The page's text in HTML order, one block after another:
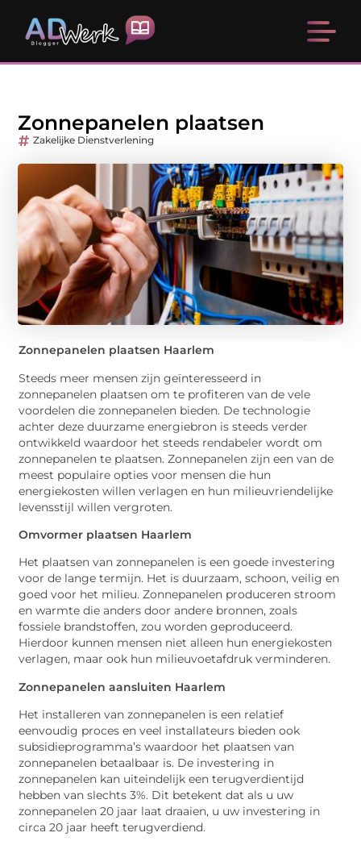
Zonnepanelen plaatsen
Zakelijke Dienstverlening
Zonnepanelen plaatsen Haarlem
Steeds meer mensen zijn geïnteresseerd in
zonnepanelen plaatsen om te profiteren van de vele
voordelen die zonnepanelen bieden. De technologie
achter deze duurzame energiebron is steeds verder
ontwikkeld waardoor het steeds rendabeler wordt om
zonnepanelen te plaatsen. Zonnepanelen zijn een van de
meest populaire opties voor mensen die hun
energiekosten willen verlagen en hun milieuvriendelijke
levensstijl willen vergroten.
Omvormer plaatsen Haarlem
Het plaatsen van zonnepanelen is een goede investering
voor de lange termijn. Het is duurzaam, schoon, veilig en
goed voor het milieu. Zonnepanelen produceren stroom
en warmte die anders door andere bronnen, zoals
fossiele brandstoffen, zou worden geproduceerd.
Hierdoor kunnen mensen niet alleen hun energiekosten
verlagen, maar ook hun milieuvoetafdruk verminderen.
Zonnepanelen aansluiten Haarlem
Het installeren van zonnepanelen is een relatief
eenvoudig proces en veel installateurs bieden ook
subsidieprogramma’s waardoor het plaatsen van
zonnepanelen betaalbaar is. De investering in
zonnepanelen kan uiteindelijk een terugverdientijd
hebben van slechts 3%. Dit betekent dat als u uw
zonnepanelen 20 jaar laat draaien, u uw investering in
circa 20 jaar heeft terugverdiend.